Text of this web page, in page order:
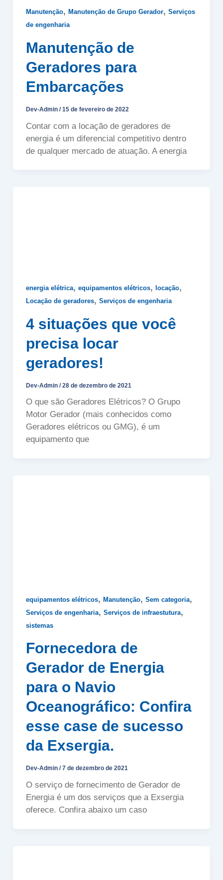
Manutenção, Manutenção de Grupo Gerador, Serviços
de engenharia
Manutenção de
Geradores para
Embarcações
Dev-Admin /15 de fevereiro de 2022
Contar com a locação de geradores de
energia é um diferencial competitivo dentro
de qualquer mercado de atuação. A energia
energia elétrica, equipamentos elétricos, locação,
Locação de geradores, Serviços de engenharia
4 situações que você
precisa locar
geradores!
Dev-Admin /28 de dezembro de 2021
O que são Geradores Elétricos? O Grupo
Motor Gerador (mais conhecidos como
Geradores elétricos ou GMG), é um
equipamento que
equipamentos elétricos, Manutenção, Sem categoria,
Serviços de engenharia, Serviços de infraestutura,
sistemas
Fornecedora de
Gerador de Energia
para o Navio
Oceanográfico: Confira
esse case de sucesso
da Exsergia.
Dev-Admin /7 de dezembro de 2021
O serviço de fornecimento de Gerador de
Energia é um dos serviços que a Exsergia
oferece. Confira abaixo um caso